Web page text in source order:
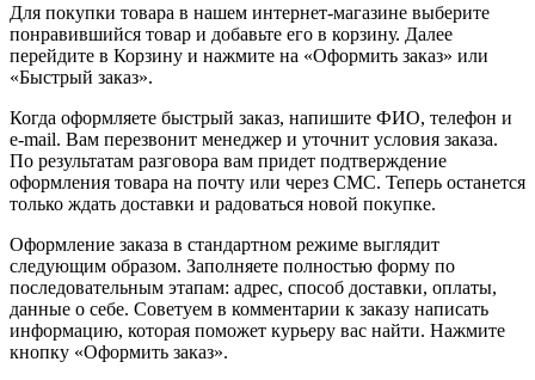
Для покупки товара в нашем интернет-магазине выберите
понравившийся товар и добавьте его в корзину. Далее
перейдите в Корзину и нажмите на «Оформить заказ» или
«Быстрый заказ».
Когда оформляете быстрый заказ, напишите ФИО, телефон и
e-mail. Вам перезвонит менеджер и уточнит условия заказа.
По результатам разговора вам придет подтверждение
оформления товара на почту или через СМС. Теперь останется
только ждать доставки и радоваться новой покупке.
Оформление заказа в стандартном режиме выглядит
следующим образом. Заполняете полностью форму по
последовательным этапам: адрес, способ доставки, оплаты,
данные о себе. Советуем в комментарии к заказу написать
информацию, которая поможет курьеру вас найти. Нажмите
кнопку «Оформить заказ».